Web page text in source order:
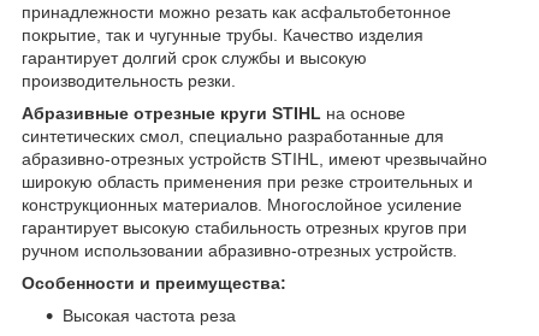
принадлежности можно резать как асфальтобетонное
покрытие, так и чугунные трубы. Качество изделия
гарантирует долгий срок службы и высокую
производительность резки.
Абразивные отрезные круги STIHL на основе
синтетических смол, специально разработанные для
абразивно-отрезных устройств STIHL, имеют чрезвычайно
широкую область применения при резке строительных и
конструкционных материалов. Многослойное усиление
гарантирует высокую стабильность отрезных кругов при
ручном использовании абразивно-отрезных устройств.
Особенности и преимущества:
Высокая частота реза